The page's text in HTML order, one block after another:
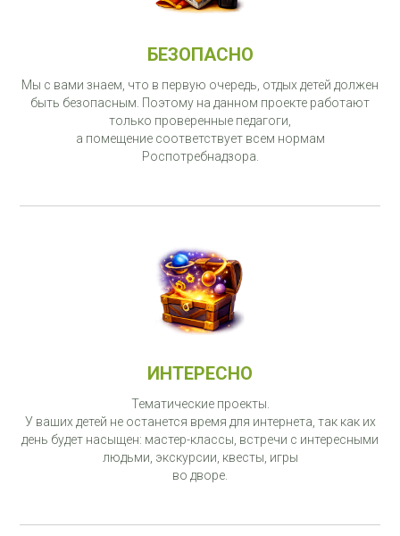
БЕЗОПАСНО
Мы с вами знаем, что в первую очередь, отдых детей должен
быть безопасным. Поэтому на данном проекте работают
только проверенные педагоги,
а помещение соответствует всем нормам
Роспотребнадзора.
ИНТЕРЕСНО
Тематические проекты.
У ваших детей не останется время для интернета, так как их
день будет насыщен: мастер-классы, встречи с интересными
людьми, экскурсии, квесты, игры
во дворе.